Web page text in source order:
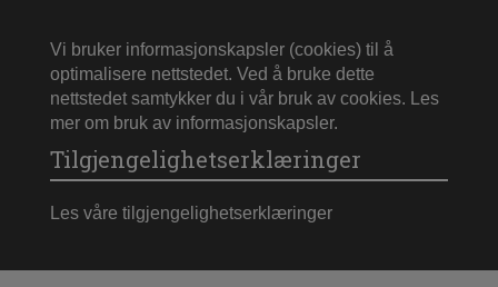
Vi bruker informasjonskapsler (cookies) til å
optimalisere nettstedet. Ved å bruke dette
nettstedet samtykker du i vår bruk av cookies.
Les
mer om bruk av informasjonskapsler.
Tilgjengelighetserklæringer
Les våre tilgjengelighetserklæringer